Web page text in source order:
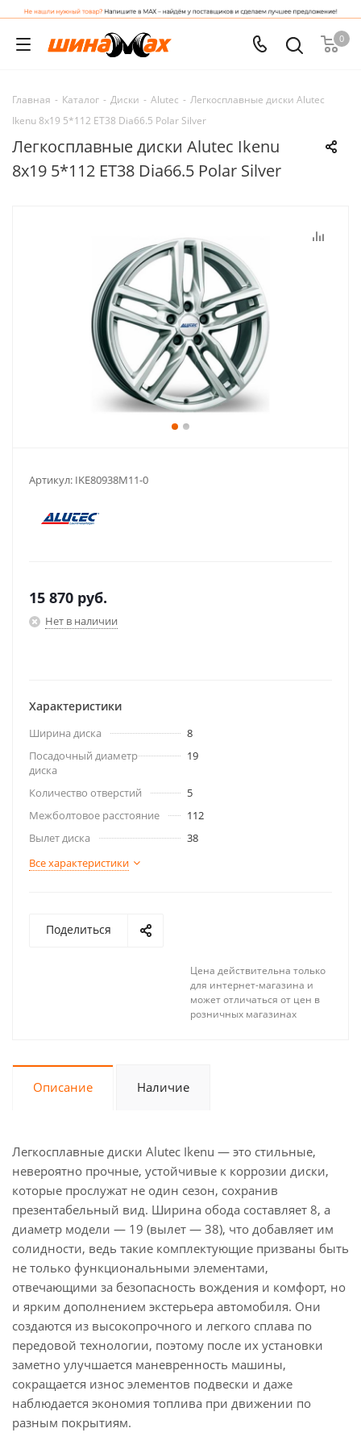
0
Главная - Каталог - Диски - Alutec - Легкосплавные диски Alutec
Ikenu 8x19 5*112 ET38 Dia66.5 Polar Silver
Легкосплавные диски Alutec Ikenu
8x19 5*112 ET38 Dia66.5 Polar Silver
Артикул: IKE80938M11-0
15 870 руб.
Нет в наличии
Характеристики
Ширина диска
8
Посадочный диаметр
диска
19
Количество отверстий
5
Межболтовое расстояние
112
Вылет диска
38
Все характеристики
Поделиться
Цена действительна только
для интернет-магазина и
может отличаться от цен в
розничных магазинах
Описание Наличие
Легкосплавные диски Alutec Ikenu — это стильные,
невероятно прочные, устойчивые к коррозии диски,
которые прослужат не один сезон, сохранив
презентабельный вид. Ширина обода составляет 8, а
диаметр модели — 19 (вылет — 38), что добавляет им
солидности, ведь такие комплектующие призваны быть
не только функциональными элементами,
отвечающими за безопасность вождения и комфорт, но
и ярким дополнением экстерьера автомобиля. Они
создаются из высокопрочного и легкого сплава по
передовой технологии, поэтому после их установки
заметно улучшается маневренность машины,
сокращается износ элементов подвески и даже
наблюдается экономия топлива при движении по
разным покрытиям.